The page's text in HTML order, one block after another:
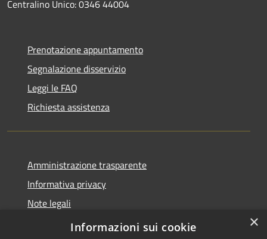
Centralino Unico: 0346 44004
Prenotazione appuntamento
Segnalazione disservizio
Leggi le FAQ
Richiesta assistenza
Amministrazione trasparente
Informativa privacy
Note legali
Dichiarazione di accessibilità
×
Informazioni sui cookie